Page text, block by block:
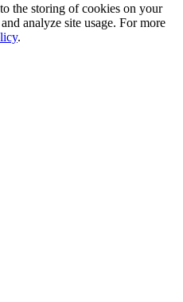
the storing of cookies on your
analyze site usage. For more
.